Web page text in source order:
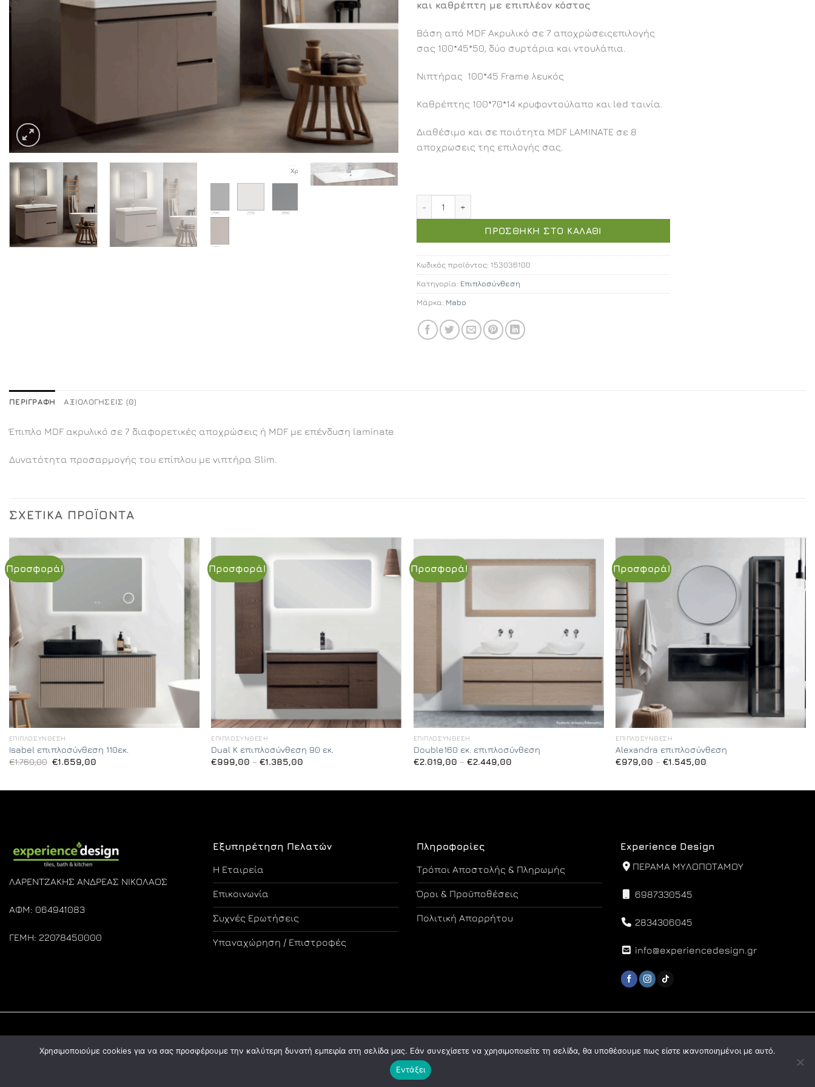
και καθρέπτη με επιπλέον κόστος
Βάση από MDF Ακρυλικό σε 7 αποχρώσειςεπιλογής
σας 100*45*50, δύο συρτάρια και ντουλάπια.
Νιπτήρας 100*45 Frame λευκός
Καθρέπτης 100*70*14 κρυφοντούλαπο και led ταινία.
Διαθέσιμο και σε ποιότητα MDF LAMINATE σε 8
αποχρωσεις της επιλογής σας.
ΠΡΟΣΘΉΚΗ ΣΤΟ ΚΑΛΆΘΙ
Κωδικός προϊόντος: 153036100
Κατηγορία: Επιπλοσύνθεση
Μάρκα: Mabo
ΠΕΡΙΓΡΑΦΉ ΑΞΙΟΛΟΓΉΣΕΙΣ (0)
Έπιπλο MDF ακρυλικό σε 7 διαφορετικές αποχρώσεις ή MDF με επένδυση laminate
Δυνατότητα προσαρμογής του επίπλου με νιπτήρα Slim.
ΣΧΕΤΙΚΆ ΠΡΟΪΌΝΤΑ
Προσφορά!
ΕΠΙΠΛΟΣΎΝΘΕΣΗ
Isabel επιπλοσύνθεση 110εκ.
€1.760,00 Original
€1.659,00
Προσφορά!
ΕΠΙΠΛΟΣΎΝΘΕΣΗ
Dual K επιπλοσύνθεση 90 εκ.
€999,00 – €1.385,00
Προσφορά!
ΕΠΙΠΛΟΣΎΝΘΕΣΗ
Double160 εκ. επιπλοσύνθεση
€2.019,00 – €2.449,00Price
Προσφορά!
ΕΠΙΠΛΟΣΎΝΘΕΣΗ
Alexandra επιπλοσύνθεση
€979,00 – €1.545,00
ΛΑΡΕΝΤΖΑΚΗΣ ΑΝΔΡΕΑΣ ΝΙΚΟΛΑΟΣ
ΑΦΜ: 064941083
ΓΕΜΗ: 22078450000
Εξυπηρέτηση Πελατών
Η Εταιρεία
Επικοινωνία
Συχνές Ερωτήσεις
Υπαναχώρηση / Επιστροφές
Πληροφορίες
Τρόποι Αποστολής & Πληρωμής
Όροι & Προϋποθέσεις
Πολιτική Απορρήτου
Experience Design
ΠΕΡΑΜΑ ΜΥΛΟΠΟΤΑΜΟΥ
6987330545
2834306045
info@experiencedesign.gr
Copyright 2026 © Designed and Developed by Tsama Graphics
Χρησιμοποιούμε cookies για να σας προσφέρουμε την καλύτερη δυνατή εμπειρία στη σελίδα μας. Εάν συνεχίσετε να χρησιμοποιείτε τη σελίδα, θα υποθέσουμε πως είστε ικανοποιημένοι με αυτό.
Εντάξει